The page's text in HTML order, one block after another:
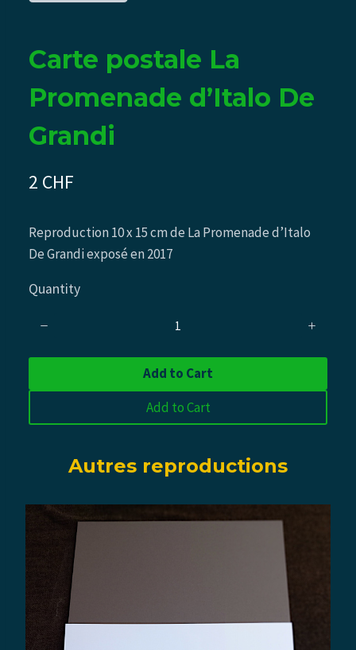
Carte postale La
Promenade d’Italo De
Grandi
N
w
2 CHF
Reproduction 10 x 15 cm de La Promenade d’Italo
De Grandi exposé en 2017
Quantity
Add to Cart
Add to Cart
Autres reproductions